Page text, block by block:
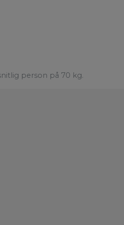
person på 70 kg.